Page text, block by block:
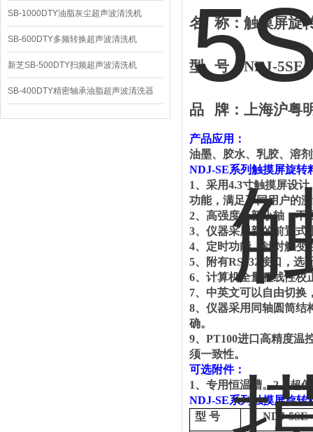
SB-1000DTY油脂灰尘超声波清洗机
SB-600DTY多频转换超声波清洗机
新芝SB-500DTY扫频超声波清洗机
SB-400DTY精密轴承油脂超声波清洗器
名 称：触摸屏旋
型 号：NDJ-5SE
品 牌： 上海沪粤
产品应用：
油墨、胶水、乳胶、溶
NDJ-SE系列触摸屏旋转
1、 采用4.3寸触摸屏设计
功能，满足不同用户的
2、 高强度全新小轴，不
3、 仪器采用新的前置式
4、 定时功能，针对触变
5、 附有RS232 接口，选
6、 计算机全量程线性校
7、 中英文可以自由切换
8、 仪器采用同轴圆筒结
确。
9、 PT100进口高精度温
须一致性。
可选附件：
1、 专用恒温槽。2、超
NDJ-SE系列触摸屏旋转
型 号 NDJ-5SE